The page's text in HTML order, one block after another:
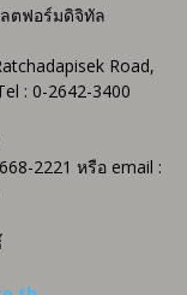
ตฟอร์มดิจิทัล
Road,
: 0-2642-3400
2221 หรือ email :